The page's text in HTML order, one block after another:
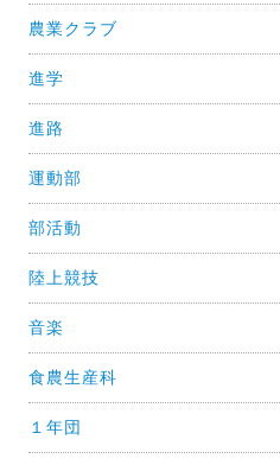
農業クラブ
進学
進路
運動部
部活動
陸上競技
音楽
食農生産科
１年団